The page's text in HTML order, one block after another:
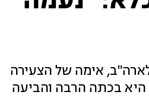
אימה של הצעירה
היא בכתה הרבה והביעה